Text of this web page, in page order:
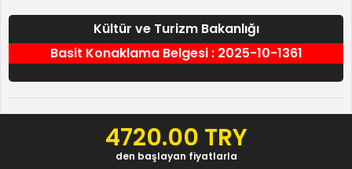
Kültür ve Turizm Bakanlığı
Basit Konaklama Belgesi : 2025-10-1361
4720.00 TRY
den başlayan fiyatlarla